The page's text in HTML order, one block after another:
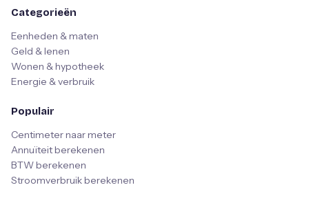
Categorieën
Eenheden & maten
Geld & lenen
Wonen & hypotheek
Energie & verbruik
Populair
Centimeter naar meter
Annuïteit berekenen
BTW berekenen
Stroomverbruik berekenen